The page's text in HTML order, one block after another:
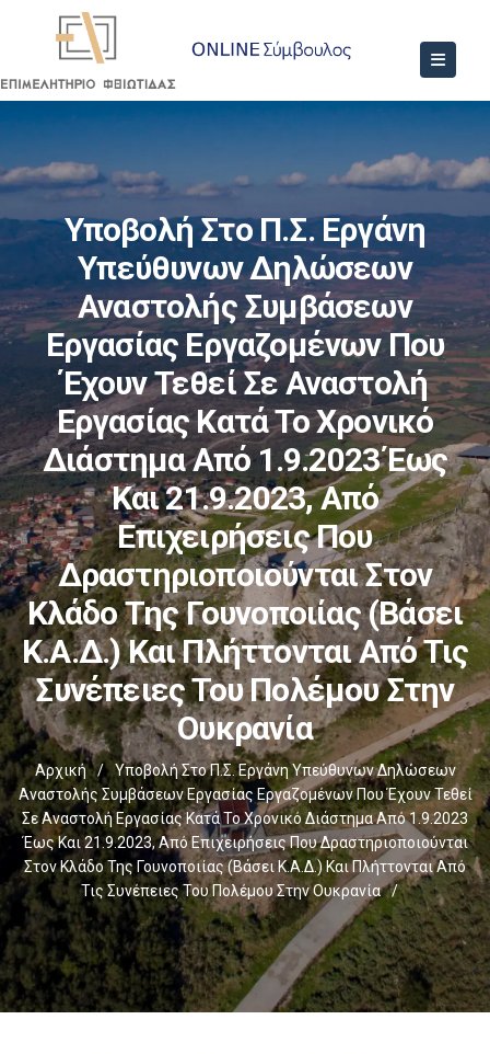
Υποβολή Στο Π.Σ. Εργάνη
Υπεύθυνων Δηλώσεων
Αναστολής Συμβάσεων
Εργασίας Εργαζομένων Που
Έχουν Τεθεί Σε Αναστολή
Εργασίας Κατά Το Χρονικό
Διάστημα Από 1.9.2023 Έως
Και 21.9.2023, Από
Επιχειρήσεις Που
Δραστηριοποιούνται Στον
Κλάδο Της Γουνοποιίας (βάσει
Κ.Α.Δ.) Και Πλήττονται Από Τις
Συνέπειες Του Πολέμου Στην
Ουκρανία
Αρχική /
Υποβολή Στο Π.Σ. Εργάνη Υπεύθυνων Δηλώσεων
Αναστολής Συμβάσεων Εργασίας Εργαζομένων Που Έχουν Τεθεί
Σε Αναστολή Εργασίας Κατά Το Χρονικό Διάστημα Από 1.9.2023
Έως Και 21.9.2023, Από Επιχειρήσεις Που Δραστηριοποιούνται
Στον Κλάδο Της Γουνοποιίας (βάσει Κ.Α.Δ.) Και Πλήττονται Από
Τις Συνέπειες Του Πολέμου Στην Ουκρανία
/